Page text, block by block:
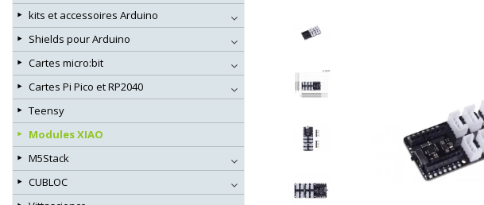
kits et accessoires Arduino
Shields pour Arduino
Cartes micro:bit
Cartes Pi Pico et RP2040
Teensy
Modules XIAO
M5Stack
CUBLOC